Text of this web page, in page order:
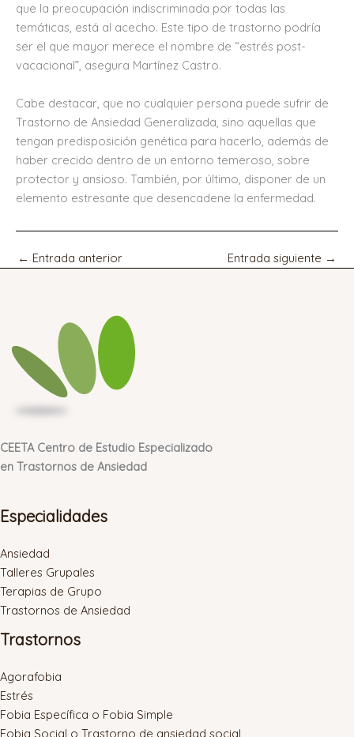
que la preocupación indiscriminada por todas las
temáticas, está al acecho. Este tipo de trastorno podría
ser el que mayor merece el nombre de “estrés post-
vacacional”, asegura Martínez Castro.
Cabe destacar, que no cualquier persona puede sufrir de
Trastorno de Ansiedad Generalizada, sino aquellas que
tengan predisposición genética para hacerlo, además de
haber crecido dentro de un entorno temeroso, sobre
protector y ansioso. También, por último, disponer de un
elemento estresante que desencadene la enfermedad.
← Entrada anterior Entrada siguiente →
CEETA Centro de Estudio Especializado
en Trastornos de Ansiedad
Especialidades
Ansiedad
Talleres Grupales
Terapias de Grupo
Trastornos de Ansiedad
Trastornos
Agorafobia
Estrés
Fobia Específica o Fobia Simple
Fobia Social o Trastorno de ansiedad social